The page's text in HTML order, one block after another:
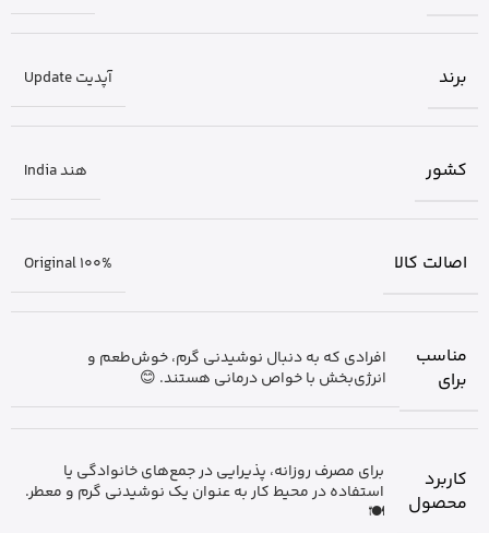
برند آپدیت Update
کشور هند India
اصالت کالا Original 100%
مناسب
برای
افرادی که به دنبال نوشیدنی گرم، خوش‌طعم و
انرژی‌بخش با خواص درمانی هستند. 😊
کاربرد
محصول
برای مصرف روزانه، پذیرایی در جمع‌های خانوادگی یا
استفاده در محیط کار به عنوان یک نوشیدنی گرم و معطر.
🍽️